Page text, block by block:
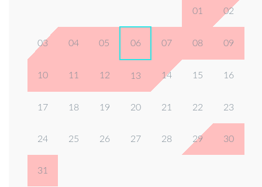
01 02
03 04 05 06 07 08 09
10 11 12 13 14 15 16
17 18 19 20 21 22 23
24 25 26 27 28 29 30
31